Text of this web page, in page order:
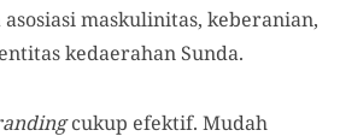
asosiasi maskulinitas, keberanian,
kedaerahan Sunda.
cukup efektif. Mudah